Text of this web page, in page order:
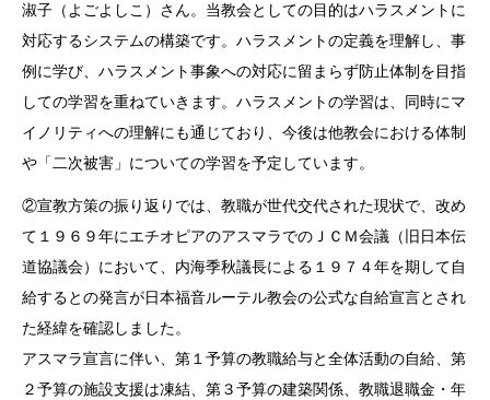
淑子（よごよしこ）さん。当教会としての目的はハラスメントに
対応するシステムの構築です。ハラスメントの定義を理解し、事
例に学び、ハラスメント事象への対応に留まらず防止体制を目指
しての学習を重ねていきます。ハラスメントの学習は、同時にマ
イノリティへの理解にも通じており、今後は他教会における体制
や「二次被害」についての学習を予定しています。
②宣教方策の振り返りでは、教職が世代交代された現状で、改め
て１９６９年にエチオピアのアスマラでのＪＣＭ会議（旧日本伝
道協議会）において、内海季秋議長による１９７４年を期して自
給するとの発言が日本福音ルーテル教会の公式な自給宣言とされ
た経緯を確認しました。
アスマラ宣言に伴い、第１予算の教職給与と全体活動の自給、第
２予算の施設支援は凍結、第３予算の建築関係、教職退職金・年